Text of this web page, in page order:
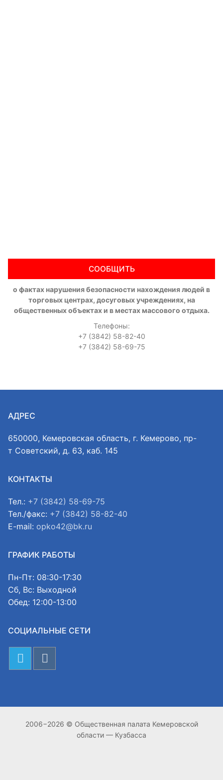
СООБЩИТЬ
о фактах нарушения безопасности нахождения людей в
торговых центрах, досуговых учреждениях, на
общественных объектах и в местах массового отдыха.
Телефоны:
+7 (3842) 58-82-40
+7 (3842) 58-69-75
АДРЕС
650000, Кемеровская область, г. Кемерово, пр-
т Советский, д. 63, каб. 145
КОНТАКТЫ
Тел.: +7 (3842) 58-69-75
Тел./факс: +7 (3842) 58-82-40
E-mail: opko42@bk.ru
ГРАФИК РАБОТЫ
Пн-Пт: 08:30-17:30
Сб, Вс: Выходной
Обед: 12:00-13:00
СОЦИАЛЬНЫЕ СЕТИ
2006−2026 © Общественная палата Кемеровской
области — Кузбасса